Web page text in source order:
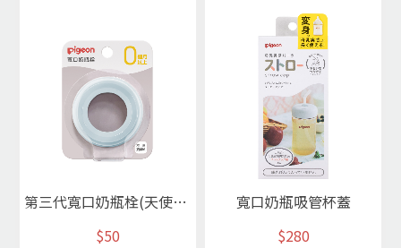
第三代寬口奶瓶栓(天使藍)
$50
寬口奶瓶吸管杯蓋
$280